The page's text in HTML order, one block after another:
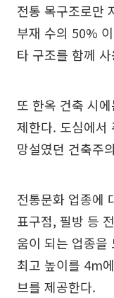
전통 목구조로만
부재 수의 50%
타 구조를 함께
또 한옥 건축 시
제한다. 도심에서
망설였던 건축주
전통문화 업종에
표구점, 필방 등
움이 되는 업종을
최고 높이를 4m
브를 제공한다.